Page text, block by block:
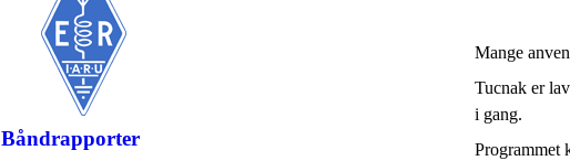
Båndrapporter
Mange
Tucnak er
i gang.
Programmet